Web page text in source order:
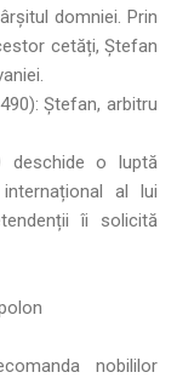
domniei. Prin
cetăți, Ștefan
Ștefan, arbitru
deschide o luptă
al lui
îi solicită
nobililor